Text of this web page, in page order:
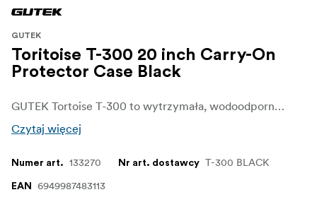
GUTEK
Toritoise T-300 20 inch Carry-On
Protector Case Black
GUTEK Tortoise T-300 to wytrzymała, wodoodporna walizka w kolorze czarnym, idealna do kamer, dronów i narzędzi. Posiada stopień ochrony IP67, możliwość układania w stosy, jest odporna na uderzenia i wyposażona w piankowe wkładki zapewniające indywidualną ochronę - kompaktowa, bezpieczna i trwała.
Czytaj więcej
Numer art. 133270 Nr art. dostawcy T-300 BLACK
EAN 6949987483113